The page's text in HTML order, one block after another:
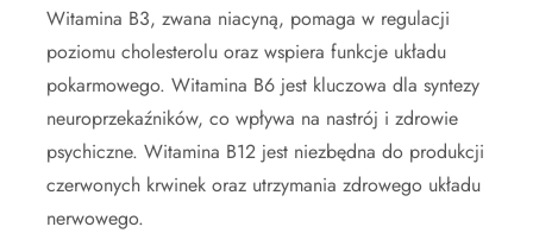
Witamina B3, zwana niacyną, pomaga w regulacji
poziomu cholesterolu oraz wspiera funkcje układu
pokarmowego. Witamina B6 jest kluczowa dla syntezy
neuroprzekaźników, co wpływa na nastrój i zdrowie
psychiczne. Witamina B12 jest niezbędna do produkcji
czerwonych krwinek oraz utrzymania zdrowego układu
nerwowego.